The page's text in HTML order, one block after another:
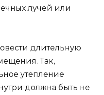
лучей или
длительную
Так,
утепление
должна быть не